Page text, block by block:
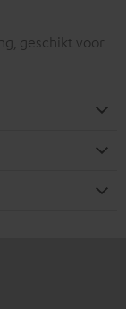
geschikt voor